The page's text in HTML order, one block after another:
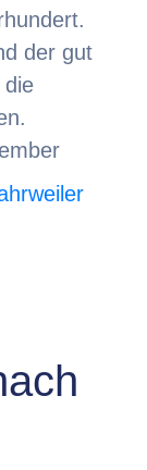
der gut
die